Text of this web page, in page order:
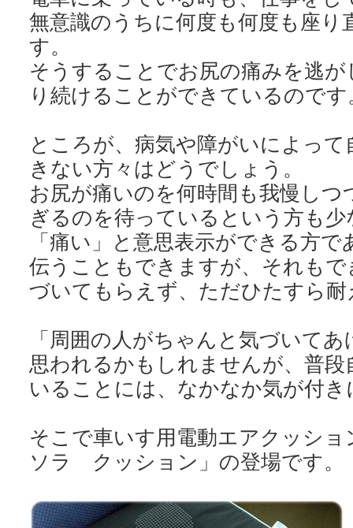
無意識のうちに何度も何度も座
す。
そうすることでお尻の痛みを逃
り続けることができているのです
ところが、病気や障がいによっ
きない方々はどうでしょう。
お尻が痛いのを何時間も我慢しつ
ぎるのを待っているという方も
「痛い」と意思表示ができる方
伝うこともできますが、それも
づいてもらえず、ただひたすら
「周囲の人がちゃんと気づいて
思われるかもしれませんが、普段
いることには、なかなか気が付
そこで車いす用電動エアクッシ
ソラ クッション」の登場です。